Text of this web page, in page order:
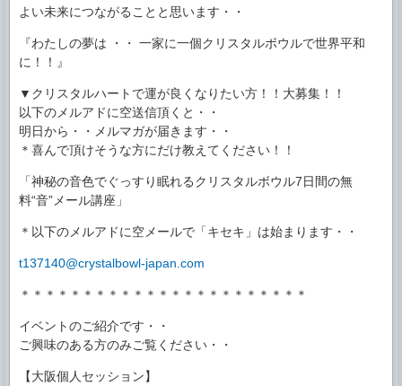
よい未来につながることと思います・・
『わたしの夢は ・・ 一家に一個クリスタルボウルで世界平和
に！！』
▼クリスタルハートで運が良くなりたい方！！大募集！！
以下のメルアドに空送信頂くと・・
明日から・・メルマガが届きます・・
＊喜んで頂けそうな方にだけ教えてください！！
「神秘の音色でぐっすり眠れるクリスタルボウル7日間の無
料“音”メール講座」
＊以下のメルアドに空メールで「キセキ」は始まります・・
t137140@crystalbowl-japan.com
＊＊＊＊＊＊＊＊＊＊＊＊＊＊＊＊＊＊＊＊＊＊＊
イベントのご紹介です・・
ご興味のある方のみご覧ください・・
【大阪個人セッション】